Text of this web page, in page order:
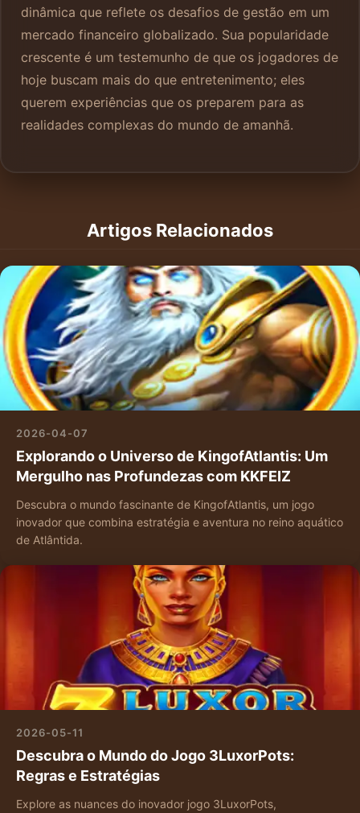
dinâmica que reflete os desafios de gestão em um
mercado financeiro globalizado. Sua popularidade
crescente é um testemunho de que os jogadores de
hoje buscam mais do que entretenimento; eles
querem experiências que os preparem para as
realidades complexas do mundo de amanhã.
Artigos Relacionados
2026-04-07
Explorando o Universo de KingofAtlantis: Um
Mergulho nas Profundezas com KKFEIZ
Descubra o mundo fascinante de KingofAtlantis, um jogo
inovador que combina estratégia e aventura no reino aquático
de Atlântida.
2026-05-11
Descubra o Mundo do Jogo 3LuxorPots:
Regras e Estratégias
Explore as nuances do inovador jogo 3LuxorPots,